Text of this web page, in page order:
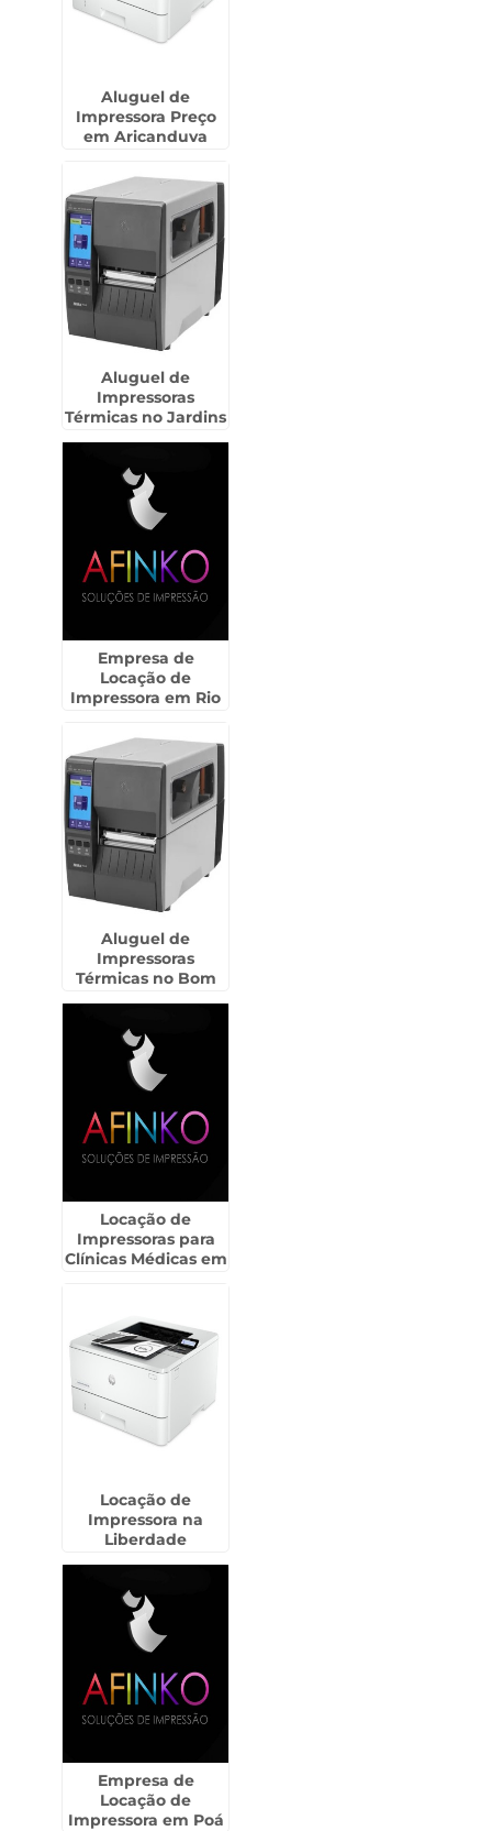
Aluguel de
Impressora Preço
em Aricanduva
Aluguel de
Impressoras
Térmicas no Jardins
Empresa de
Locação de
Impressora em Rio
Aluguel de
Impressoras
Térmicas no Bom
Locação de
Impressoras para
Clínicas Médicas em
Locação de
Impressora na
Liberdade
Empresa de
Locação de
Impressora em Poá